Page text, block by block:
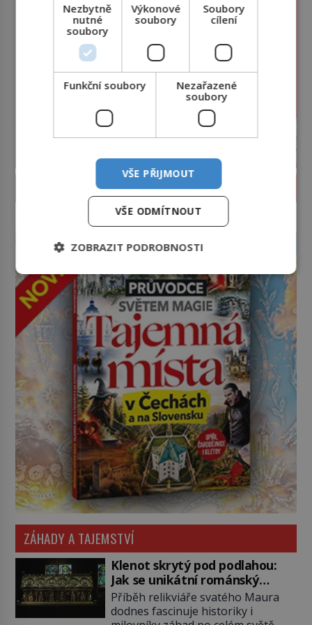
PROLISTOVAT ČASOPIS
ZÁHADY A TAJEMSTVÍ
Klenot skrytý pod podlahou:
Jak se unikátní románský
poklad dostal do zapadlého
Bečova?
Příběh relikviáře svatého Maura
dodnes fascinuje historiky i
Nezbytně
nutné
soubory
Výkonové
soubory
Soubory
cílení
Funkční soubory
Nezařazené
soubory
VŠE PŘIJMOUT
VŠE ODMÍTNOUT
ZOBRAZIT PODROBNOSTI